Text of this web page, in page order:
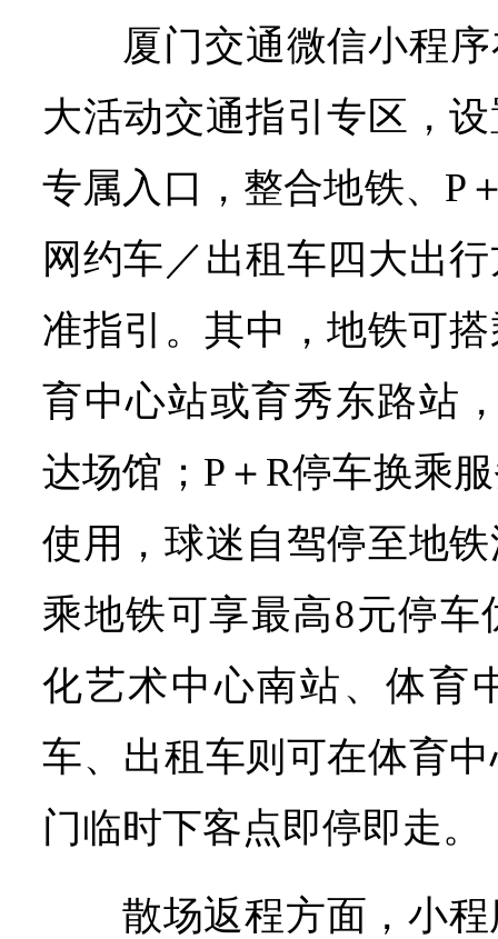
厦门交通微信小程
大活动交通指引专区，
专属入口，整合地铁、P
网约车／出租车四大出
准指引。其中，地铁可
育中心站或育秀东路站
达场馆；P＋R停车换乘
使用，球迷自驾停至地
乘地铁可享最高8元停
化艺术中心南站、体育
车、出租车则可在体育
门临时下客点即停即走。
散场返程方面，小